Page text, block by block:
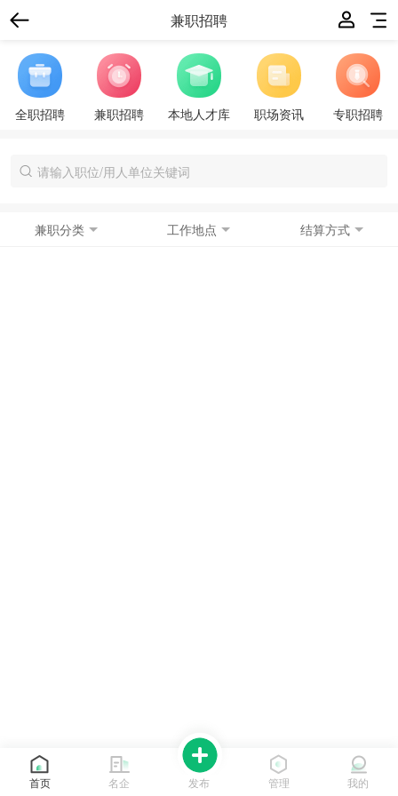
兼职招聘
全职招聘 兼职招聘 本地人才库 职场资讯 专职招聘
兼职分类 工作地点 结算方式
首页 名企 发布 管理 我的